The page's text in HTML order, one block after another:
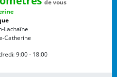
de vous
Lachaîne
Catherine
9:00 - 18:00